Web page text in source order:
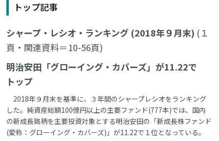
トップ記事
シャープ・レシオ・ランキング (2018年９月末) (１
頁・関連資料＝10-56頁)
明治安田「グローイング・カバーズ」が11.22で
トップ
2018年９月末を基準に、３年間のシャープレシオをランキング
した。純資産総額100億円以上の主要ファンド(777本)では、国内
の新成長銘柄を主要投資対象とする明治安田の「新成長株ファンド
(愛称：グローイング・カバーズ)」が11.22で１位となっている。